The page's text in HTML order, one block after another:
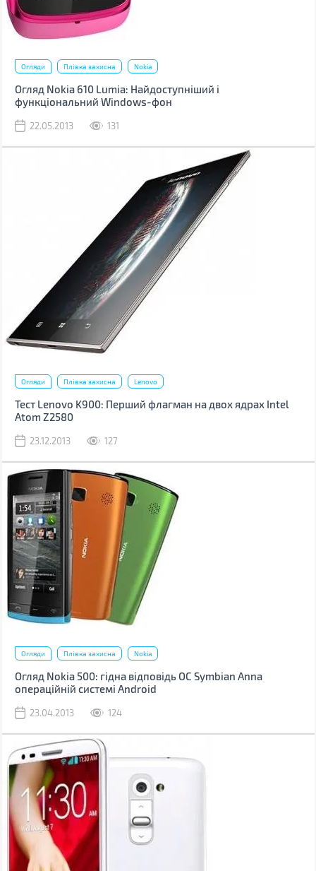
Огляди Плівка захисна Nokia
Огляд Nokia 610 Lumia: Найдоступніший і
функціональний Windows-фон
22.05.2013 131
Огляди Плівка захисна Lenovo
Тест Lenovo K900: Перший флагман на двох ядрах Intel
Atom Z2580
23.12.2013 127
Огляди Плівка захисна Nokia
Огляд Nokia 500: гідна відповідь ОС Symbian Anna
операційній системі Android
23.04.2013 124